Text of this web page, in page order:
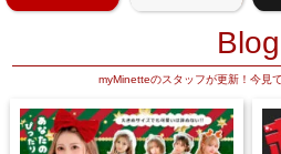
Blog
myMinetteのスタッフが更新！今見